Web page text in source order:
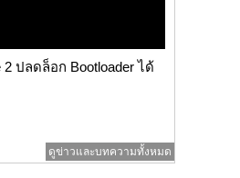
2 ปลดล็อก Bootloader ได้
ดูข่าวและบทความทั้งหมด